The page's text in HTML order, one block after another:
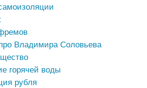
Владимира Соловьева
горячей воды
рубля